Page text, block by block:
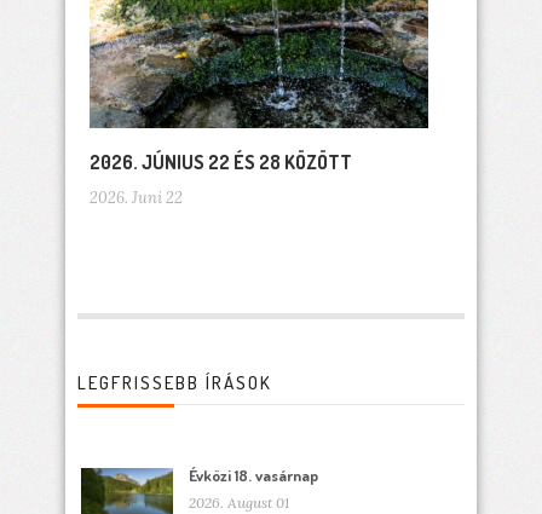
2026. JÚNIUS 22 ÉS 28 KÖZÖTT
2026. Juni 22
LEGFRISSEBB ÍRÁSOK
Évközi 18. vasárnap
2026. August 01